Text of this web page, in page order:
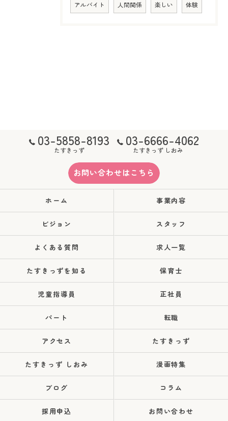
アルバイト 人間関係 楽しい 体験
03-5858-8193
たすきっず
03-6666-4062
たすきっず しおみ
お問い合わせはこちら
ホーム 事業内容
ビジョン スタッフ
よくある質問 求人一覧
たすきっずを知る 保育士
児童指導員 正社員
パート 転職
アクセス たすきっず
たすきっず しおみ 漫画特集
ブログ コラム
採用申込 お問い合わせ